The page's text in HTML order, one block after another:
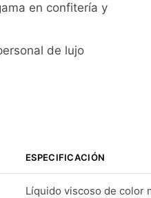
en confitería y
de lujo
ESPECIFICACIÓN
Líquido viscoso de color